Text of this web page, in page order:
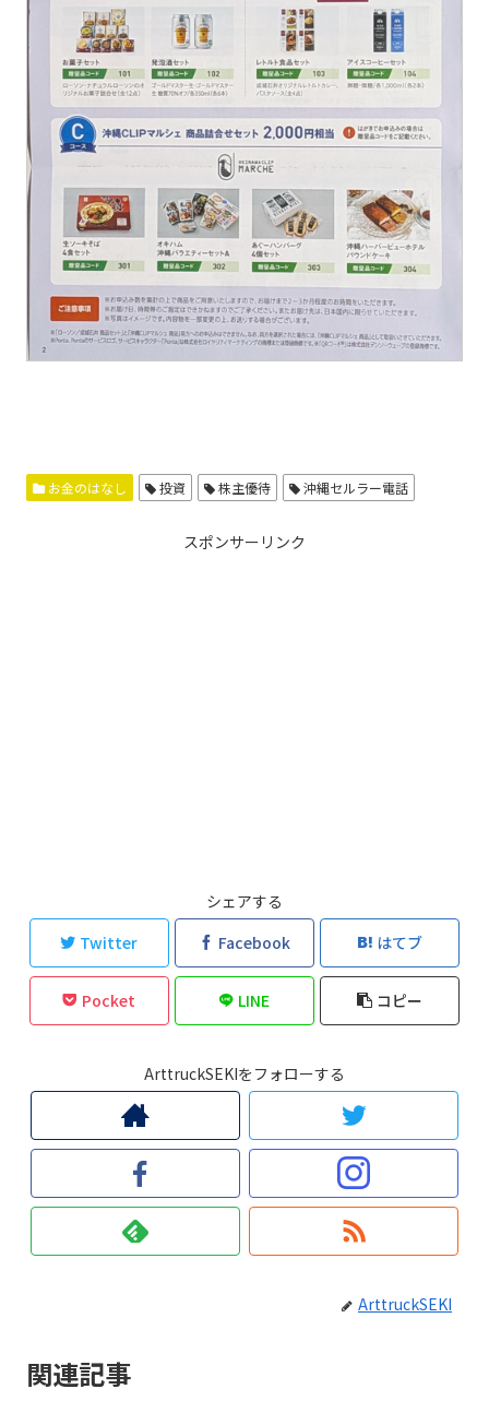
お金のはなし 投資 株主優待 沖縄セルラー電話
スポンサーリンク
シェアする
Twitter
Facebook はてブ
Pocket LINE コピー
ArttruckSEKIをフォローする
ArttruckSEKI
関連記事